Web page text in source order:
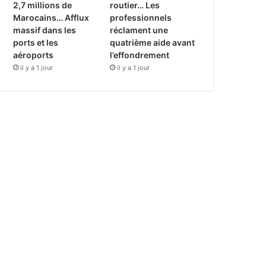
2,7 millions de
Marocains… Afflux
massif dans les
ports et les
aéroports
il y a 1 jour
routier… Les
professionnels
réclament une
quatrième aide avant
l’effondrement
il y a 1 jour